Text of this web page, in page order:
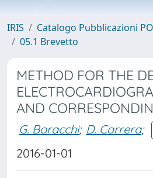
IRIS Catalogo Pubblicazioni
05.1 Brevetto
METHOD FOR THE
AND
G. Boracchi; D. Carrera;
2016-01-01